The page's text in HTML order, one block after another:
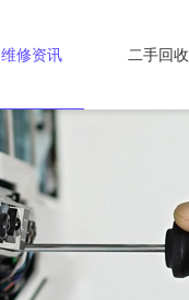
维修资讯 二手回收